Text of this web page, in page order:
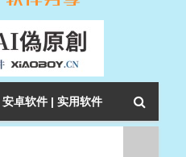
安卓软件 | 实用软件